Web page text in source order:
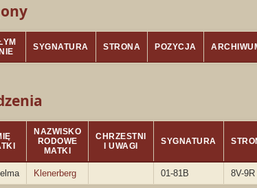
SYGNATURA STRONA POZYCJA
NAZWISKO
RODOWE
MATKI
CHRZESTNI
I UWAGI
SYGNATURA
Klenerberg 01-81B 8V-9R